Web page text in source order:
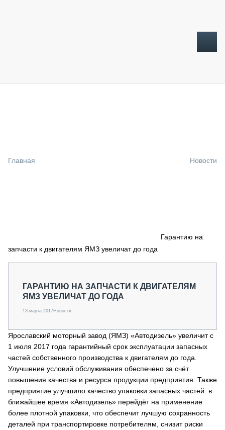
СПЕЦПРОЕКТЫ
О ПРОЕКТЕ
Главная Новости
Гарантию на
запчасти к двигателям ЯМЗ увеличат до года
ГАРАНТИЮ НА ЗАПЧАСТИ К ДВИГАТЕЛЯМ
ЯМЗ УВЕЛИЧАТ ДО ГОДА
13 марта 2017Новости
Ярославский моторный завод (ЯМЗ) «Автодизель» увеличит с
1 июля 2017 года гарантийный срок эксплуатации запасных
частей собственного производства к двигателям до года.
Улучшение условий обслуживания обеспечено за счёт
повышения качества и ресурса продукции предприятия. Также
предприятие улучшило качество упаковки запасных частей: в
ближайшее время «Автодизель» перейдёт на применение
более плотной упаковки, что обеспечит лучшую сохранность
деталей при транспортировке потребителям, снизит риски